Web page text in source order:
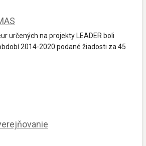
určených na projekty LEADER boli
2014-2020 podané žiadosti za 45